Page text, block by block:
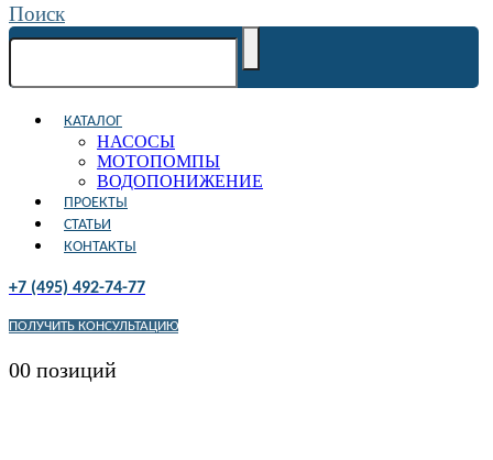
Поиск
КАТАЛОГ
НАСОСЫ
МОТОПОМПЫ
ВОДОПОНИЖЕНИЕ
ПРОЕКТЫ
СТАТЬИ
КОНТАКТЫ
+7 (495) 492-74-77
ПОЛУЧИТЬ КОНСУЛЬТАЦИЮ
00 позиций